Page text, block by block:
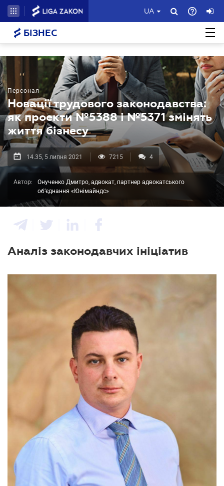
UA
БІЗНЕС
Персонал
Новації трудового законодавства:
як проекти №5388 і №5371 змінять
життя бізнесу
14.35, 5 липня 2021 7215 4
Автор:
Онученко Дмитро, адвокат, партнер адвокатського
об’єднання «Юнімайндс»
Аналіз законодавчих ініціатив